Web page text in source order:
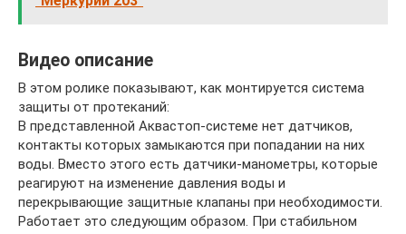
Видео описание
В этом ролике показывают, как монтируется система
защиты от протеканий:
В представленной Аквастоп-системе нет датчиков,
контакты которых замыкаются при попадании на них
воды. Вместо этого есть датчики-манометры, которые
реагируют на изменение давления воды и
перекрывающие защитные клапаны при необходимости.
Работает это следующим образом. При стабильном